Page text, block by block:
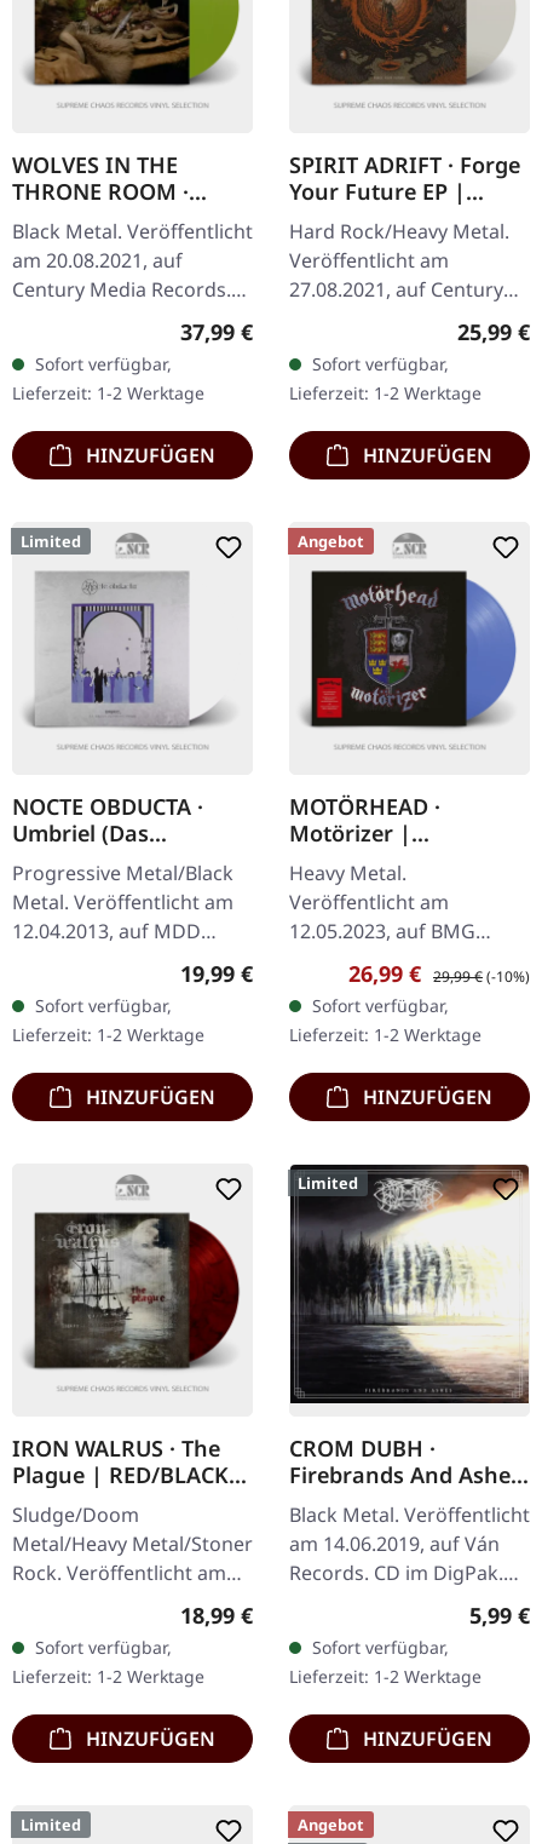
WOLVES IN THE
THRONE ROOM ·
Primordial Arcana |
OLIVE GREEN 2LP
Black Metal. Veröffentlicht
am 20.08.2021, auf
Century Media Records.
Oliv grünes Deluxe-
Doppel-Vinyl im Gatefold-
Cover mit goldenem
Heißprägedruck,…
Regulärer Preis:
37,99 €
Sofort verfügbar,
Lieferzeit: 1-2 Werktage
HINZUFÜGEN
SPIRIT ADRIFT · Forge
Your Future EP |
CLEAR LP
Hard Rock/Heavy Metal.
Veröffentlicht am
27.08.2021, auf Century
Media Records. Ultra
Clear Vinyl im Standard-
Cover mit CD, limitiert auf
300…
25,99 €
Sofort verfügbar,
Lieferzeit: 1-2 Werktage
HINZUFÜGEN
Limited
NOCTE OBDUCTA ·
Umbriel (Das
Schweigen zwischen
den Sternen) | WHITE
2LP
Progressive Metal/Black
Metal. Veröffentlicht am
12.04.2013, auf MDD
Records. Weißes Doppel-
Vinyl im Gatefold-Cover,
limitiert auf 100
Exemplare.…
Regulärer Preis:
19,99 €
Sofort verfügbar,
Lieferzeit: 1-2 Werktage
HINZUFÜGEN
Angebot
MOTÖRHEAD ·
Motörizer |
TRANSPARENT BLUE
LP
Heavy Metal.
Veröffentlicht am
12.05.2023, auf BMG
Rights Management.
Transparent blaues Vinyl.
Motörheads 2008er
Veröffentlichung
"Motörizer" steht…
Verkaufspreis:
26,99 € Regulärer Preis:
29,99 €(-10%)
Sofort verfügbar,
Lieferzeit: 1-2 Werktage
HINZUFÜGEN
IRON WALRUS · The
Plague | RED/BLACK
LP
Sludge/Doom
Metal/Heavy Metal/Stoner
Rock. Veröffentlicht am
08.05.2015, auf Redfield
Records. Rot/Schwarz
marmoriertes Vinyl mit
bedruckter…
Regulärer Preis:
18,99 €
Sofort verfügbar,
Lieferzeit: 1-2 Werktage
HINZUFÜGEN
Limited
CROM DUBH ·
Firebrands And Ashes
| DIGIPAK CD
Black Metal. Veröffentlicht
am 14.06.2019, auf Ván
Records. CD im DigPak.
Exemplare. Crom Dubh
entfesselt mit „Firebrands
and…
5,99 €
Sofort verfügbar,
Lieferzeit: 1-2 Werktage
HINZUFÜGEN
Limited
Angebot